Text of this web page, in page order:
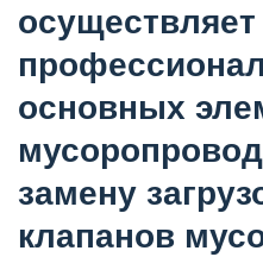
осуществляет
основных
замену
клапанов